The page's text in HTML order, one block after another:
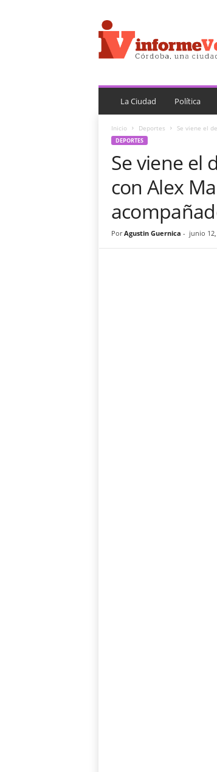
n
f
o
e
e
La Ciudad Política
Inicio Deportes Se viene el
DEPORTES
Se viene el
con Alex
Por Agustin Guernica - junio